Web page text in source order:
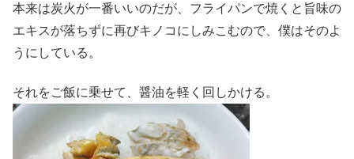
本来は炭火が一番いいのだが、フライパンで焼くと旨味の
エキスが落ちずに再びキノコにしみこむので、僕はそのよ
うにしている。
それをご飯に乗せて、醤油を軽く回しかける。